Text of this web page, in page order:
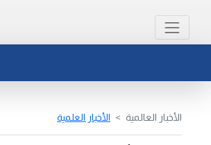
الأخبار العالمية الأخبار العلمية